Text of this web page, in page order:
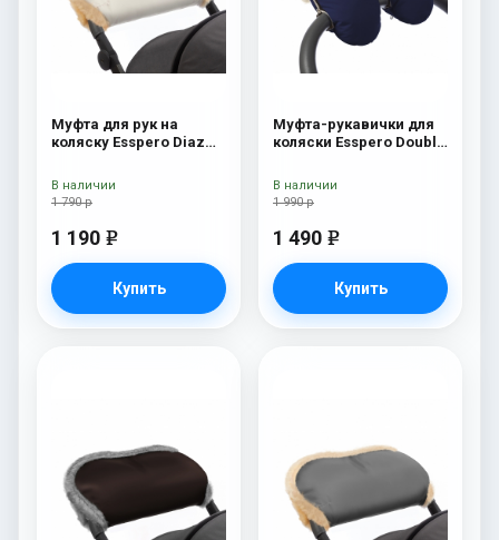
Муфта для рук на
коляску Esspero Diaz
Beige
1 790 р
1 190 e
Купить
В наличии
Муфта-рукавички для
коляски Esspero Double
Navy
1 990 р
1 490 e
Купить
В наличии